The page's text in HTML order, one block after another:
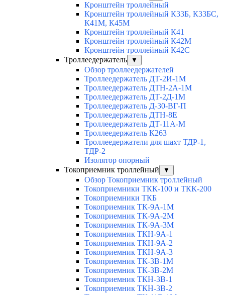
Кронштейн троллейный
Кронштейн троллейный К33Б, К33БС,
К41М, К45М
Кронштейн троллейный К41
Кронштейн троллейный К42М
Кронштейн троллейный К42С
Троллеедержатель
▼
Обзор троллеедержателей
Троллеедержатель ДТ-2И-1М
Троллеедержатель ДТН-2А-1М
Троллеедержатель ДТ-2Д-1М
Троллеедержатель Д-30-ВГ-П
Троллеедержатель ДТН-8Е
Троллеедержатель ДТ-11А-М
Троллеедержатель К263
Троллеедержатели для шахт ТДР-1,
ТДР-2
Изолятор опорный
Токоприемник троллейный
▼
Обзор Токоприемник троллейный
Токоприемники ТКК-100 и ТКК-200
Токоприемники ТКБ
Токоприемник ТК-9А-1М
Токоприемник ТК-9А-2М
Токоприемник ТК-9А-3М
Токоприемник ТКН-9А-1
Токоприемник ТКН-9А-2
Токоприемник ТКН-9А-3
Токоприемник ТК-3В-1М
Токоприемник ТК-3В-2М
Токоприемник ТКН-3В-1
Токоприемник ТКН-3В-2